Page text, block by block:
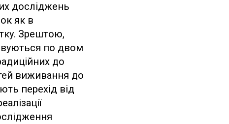
досліджень
як в
Зрештою,
по двом
до
виживання до
перехід від